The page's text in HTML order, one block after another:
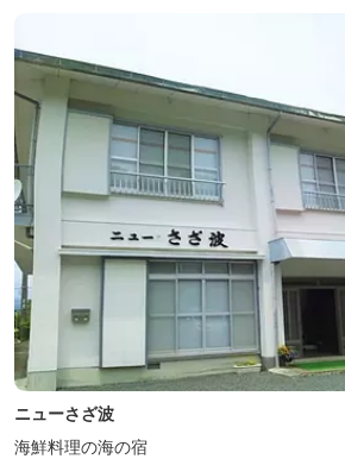
ニューさざ波
海鮮料理の海の宿